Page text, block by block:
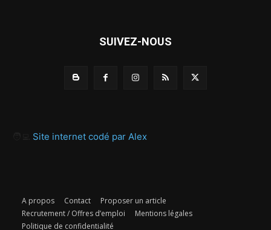
SUIVEZ-NOUS
Site internet codé par Alex
A propos Contact
Proposer un article
Recrutement / Offres d’emploi
Mentions légales
Politique de confidentialité